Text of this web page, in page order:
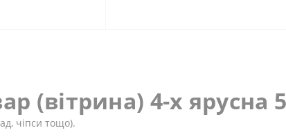
(вітрина) 4-х ярусна
чіпси тощо).